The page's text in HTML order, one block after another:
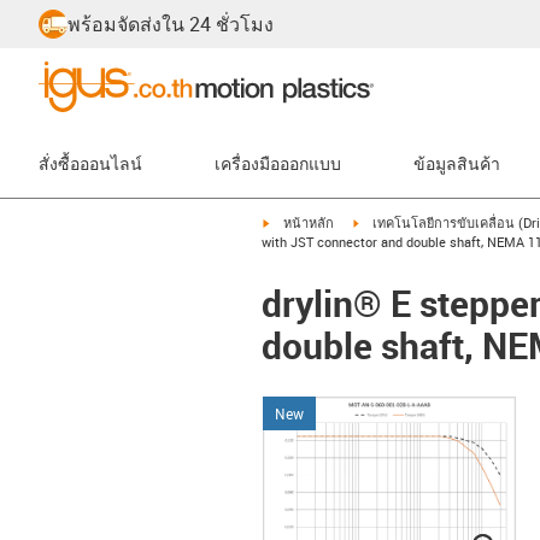
พร้อมจัดส่งใน 24 ชั่วโมง
สั่งซื้อออนไลน์ เครื่องมือออกแบบ ข้อมูลสินค้า
igus-icon-arrow-right
หน้าหลัก igus-icon-arrow-right
เทคโนโลยีการขับเคลื่อน
with JST connector and double shaft, NEMA 11
drylin® E
double shaft,
New